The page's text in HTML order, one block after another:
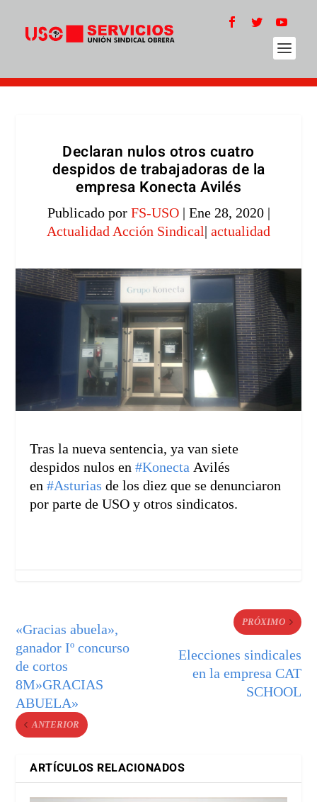
Declaran nulos otros cuatro
despidos de trabajadoras de la
empresa Konecta Avilés
Publicado por FS-USO| Ene 28, 2020|
Actualidad Acción Sindical| actualidad
Tras la nueva sentencia, ya van siete
despidos nulos en#Konecta Avilés
en#Asturias de los diez que se denunciaron
por parte de USO y otros sindicatos.
«Gracias abuela»,
ganador Iº concurso
de cortos
8M»GRACIAS
ABUELA»
ANTERIOR
PRÓXIMO
Elecciones sindicales
en la empresa CAT
SCHOOL
ARTÍCULOS RELACIONADOS